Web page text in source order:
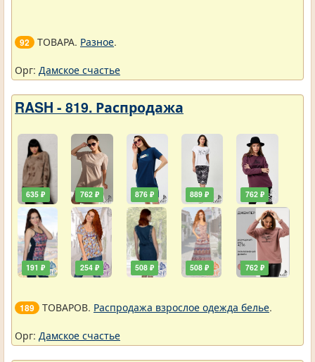
92 ТОВАРА. Разное.
Орг: Дамское счастье
RASH - 819. Распродажа
635 ₽
191 ₽
762 ₽
254 ₽
876 ₽
508 ₽
889 ₽
508 ₽
762 ₽
762 ₽
189 ТОВАРОВ. Распродажа взрослое одежда белье.
Орг: Дамское счастье